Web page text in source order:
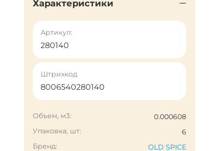
Характеристики
Артикул:
280140
Штрихкод
8006540280140
Объем, м3:
0.000608
Упаковка, шт:
6
Бренд:
OLD SPICE